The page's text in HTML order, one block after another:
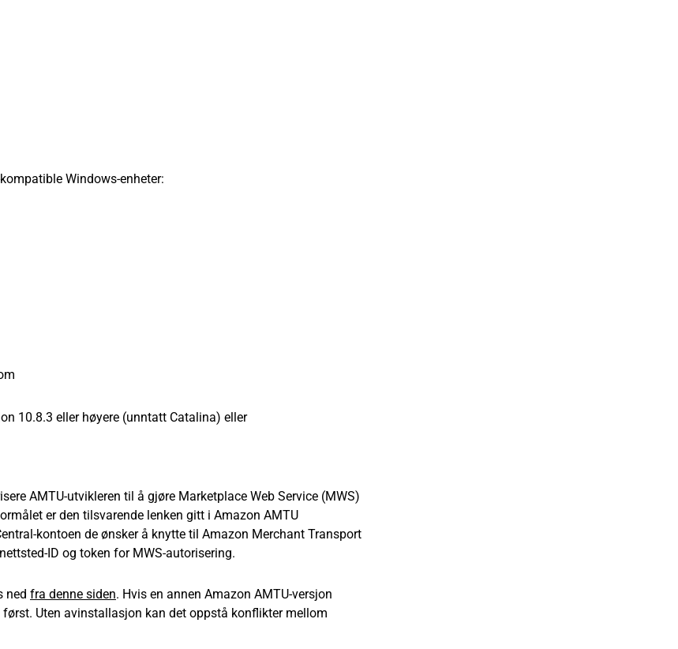
Windows-enheter:
10.8.3 eller høyere (unntatt Catalina) eller
AMTU-utvikleren til å gjøre Marketplace Web Service (MWS)
er den tilsvarende lenken gitt i Amazon AMTU
kontoen de ønsker å knytte til Amazon Merchant Transport
ID og token for MWS-autorisering.
ned fra denne siden. Hvis en annen Amazon AMTU-versjon
Uten avinstallasjon kan det oppstå konflikter mellom